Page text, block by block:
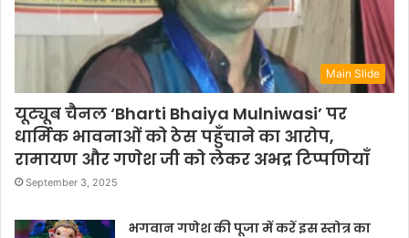
Main Slide
यूट्यूब चैनल ‘Bharti Bhaiya Mulniwasi’ पर
धार्मिक भावनाओं को ठेस पहुँचाने का आरोप,
रामायण और गणेश जी को लेकर अभद्र टिप्पणियाँ
September 3, 2025
भगवान गणेश की पूजा में करें इस स्तोत्र का